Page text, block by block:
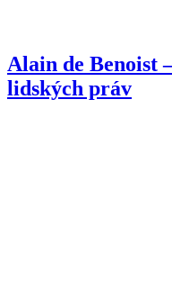
Alain de Benoist
lidských práv